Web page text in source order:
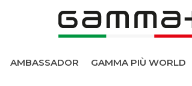
AMBASSADOR GAMMA PIÙ WORLD